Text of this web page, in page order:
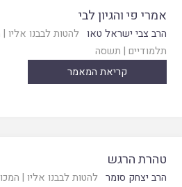
אמרי פי והגיון לבי
הרב צבי ישראל טאו להטות לבבנו אליו |
תלמודיים | תשסה
קריאת המאמר
טהרת הרגש
הרב יצחק סומר להטות לבבנו אליו |